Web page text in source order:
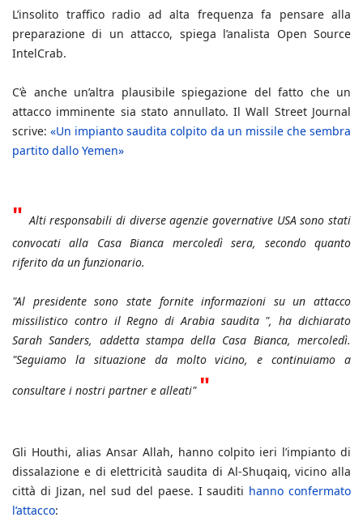
L’insolito traffico radio ad alta frequenza fa pensare alla
preparazione di un attacco, spiega l’analista Open Source
IntelCrab.
C’è anche un’altra plausibile spiegazione del fatto che un
attacco imminente sia stato annullato. Il Wall Street Journal
scrive:«Un impianto saudita colpito da un missile che sembra
partito dallo Yemen»
"Alti responsabili di diverse agenzie governative USA sono stati
convocati alla Casa Bianca mercoledì sera, secondo quanto
riferito da un funzionario.
"Al presidente sono state fornite informazioni su un attacco
missilistico contro il Regno di Arabia saudita ", ha dichiarato
Sarah Sanders, addetta stampa della Casa Bianca, mercoledì.
"Seguiamo la situazione da molto vicino, e continuiamo a
consultare i nostri partner e alleati" "
Gli Houthi, alias Ansar Allah, hanno colpito ieri l’impianto di
dissalazione e di elettricità saudita di Al-Shuqaiq, vicino alla
città di Jizan, nel sud del paese. I sauditi hanno confermato
l’attacco: